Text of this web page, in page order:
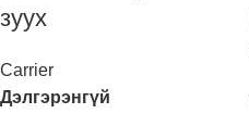
зуух
Carrier
Дэлгэрэнгүй